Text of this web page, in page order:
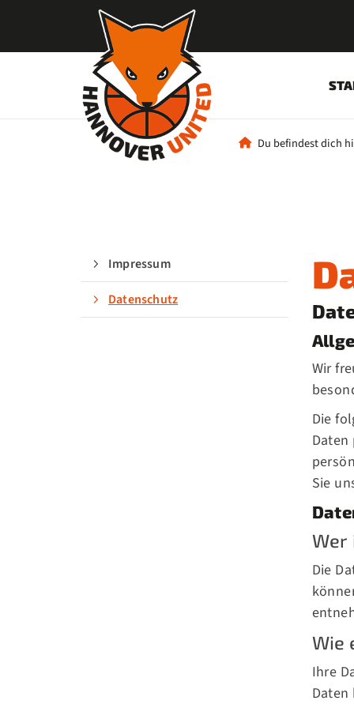
Du befindest dich
Wir
Die
Sie
Wer
Die
Wie
Ihre
Impressum
Datenschutz